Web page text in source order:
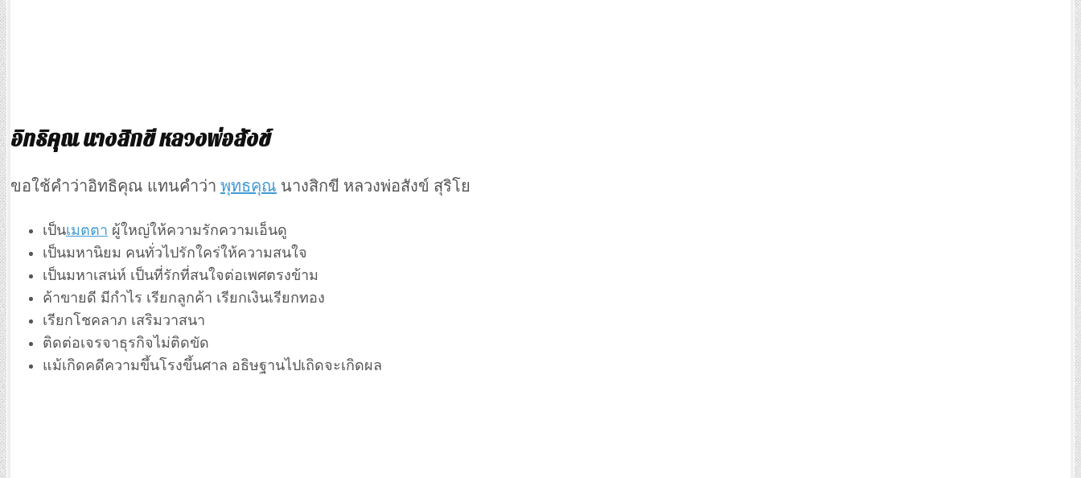
อิทธิคุณ นางสิกขี หลวงพ่อสังข์
ขอใช้คำว่าอิทธิคุณ แทนคำว่า พุทธคุณ นางสิกขี หลวงพ่อสังข์ สุริโย
เป็นเมตตา ผู้ใหญ่ให้ความรักความเอ็นดู
เป็นมหานิยม คนทั่วไปรักใคร่ให้ความสนใจ
เป็นมหาเสน่ห์ เป็นที่รักที่สนใจต่อเพศตรงข้าม
ค้าขายดี มีกำไร เรียกลูกค้า เรียกเงินเรียกทอง
เรียกโชคลาภ เสริมวาสนา
ติดต่อเจรจาธุรกิจไม่ติดขัด
แม้เกิดคดีความขึ้นโรงขึ้นศาล อธิษฐานไปเถิดจะเกิดผล